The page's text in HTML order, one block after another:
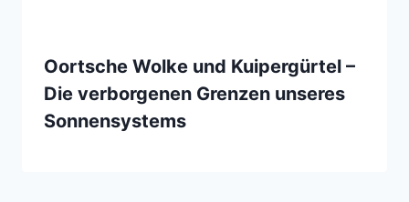
Oortsche Wolke und Kuipergürtel –
Die verborgenen Grenzen unseres
Sonnensystems